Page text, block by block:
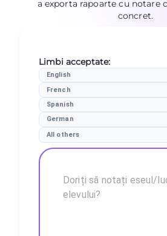
a exporta rapoarte cu notare
concret.
Limbi acceptate:
English
French
Spanish
German
All others